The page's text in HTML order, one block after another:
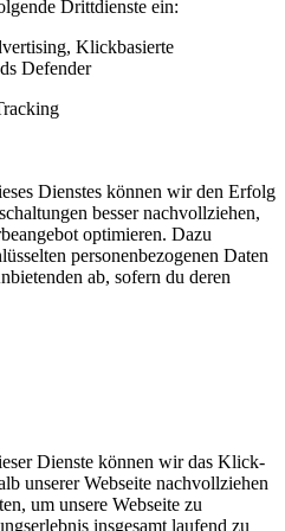
Drittdienste ein:
Klickbasierte
Defender
Dienstes können wir den Erfolg
besser nachvollziehen,
optimieren. Dazu
personenbezogenen Daten
ab, sofern du deren
Dienste können wir das Klick-
unserer Webseite nachvollziehen
um unsere Webseite zu
insgesamt laufend zu